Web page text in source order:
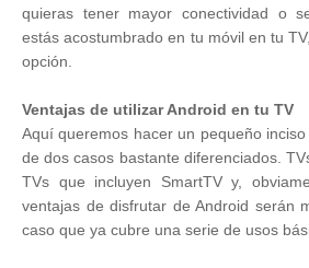
quieras tener mayor conectividad o
estás acostumbrado en tu móvil en tu
opción.
Ventajas de utilizar Android en tu TV
Aquí queremos hacer un pequeño
de dos casos bastante diferenciados.
TVs que incluyen SmartTV y,
ventajas de disfrutar de Android serán
caso que ya cubre una serie de usos